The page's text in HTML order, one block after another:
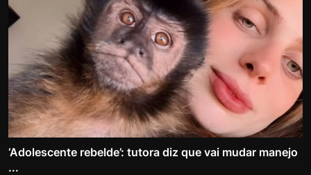
‘Adolescente rebelde’: tutora diz que vai mudar manejo
...